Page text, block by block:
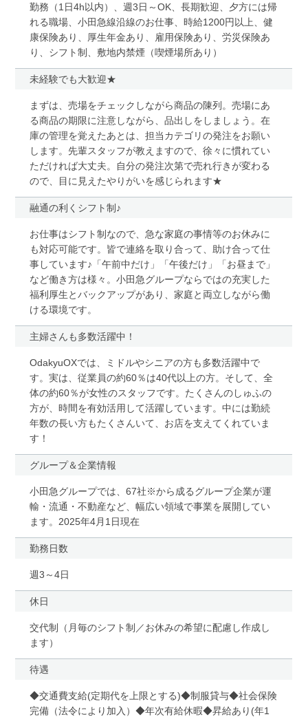
勤務（1日4h以内）、週3日～OK、長期歓迎、夕方には帰
れる職場、小田急線沿線のお仕事、時給1200円以上、健
康保険あり、厚生年金あり、雇用保険あり、労災保険あ
り、シフト制、敷地内禁煙（喫煙場所あり）
未経験でも大歓迎★
まずは、売場をチェックしながら商品の陳列。売場にあ
る商品の期限に注意しながら、品出しをしましょう。在
庫の管理を覚えたあとは、担当カテゴリの発注をお願い
します。先輩スタッフが教えますので、徐々に慣れてい
ただければ大丈夫。自分の発注次第で売れ行きが変わる
ので、目に見えたやりがいを感じられます★
融通の利くシフト制♪
お仕事はシフト制なので、急な家庭の事情等のお休みに
も対応可能です。皆で連絡を取り合って、助け合って仕
事しています♪「午前中だけ」「午後だけ」「お昼まで」
など働き方は様々。小田急グループならではの充実した
福利厚生とバックアップがあり、家庭と両立しながら働
ける環境です。
主婦さんも多数活躍中！
OdakyuOXでは、ミドルやシニアの方も多数活躍中で
す。実は、従業員の約60％は40代以上の方。そして、全
体の約60％が女性のスタッフです。たくさんのしゅふの
方が、時間を有効活用して活躍しています。中には勤続
年数の長い方もたくさんいて、お店を支えてくれていま
す！
グループ＆企業情報
小田急グループでは、67社※から成るグループ企業が運
輸・流通・不動産など、幅広い領域で事業を展開してい
ます。2025年4月1日現在
勤務日数
週3～4日
休日
交代制（月毎のシフト制／お休みの希望に配慮し作成し
ます）
待遇
◆交通費支給(定期代を上限とする)◆制服貸与◆社会保険
完備（法令により加入）◆年次有給休暇◆昇給あり(年1